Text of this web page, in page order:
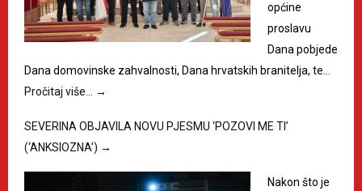
općine
proslavu
Dana pobjede
Dana domovinske zahvalnosti, Dana hrvatskih branitelja, te…
Pročitaj više…
→
SEVERINA OBJAVILA NOVU PJESMU ‘POZOVI ME TI’
(‘ANKSIOZNA’) →
Nakon što je